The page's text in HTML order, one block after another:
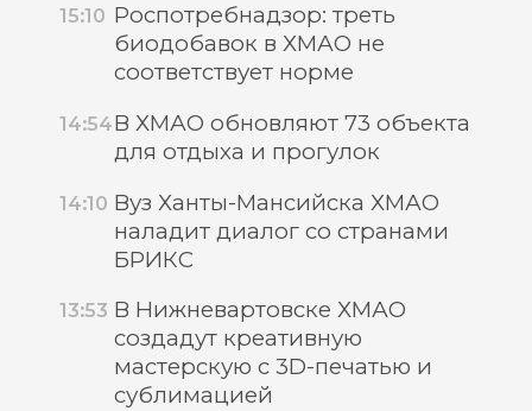
15:10 Роспотребнадзор: треть
биодобавок в ХМАО не
соответствует норме
14:54В ХМАО обновляют 73 объекта
для отдыха и прогулок
14:10 Вуз Ханты-Мансийска ХМАО
наладит диалог со странами
БРИКС
13:53 В Нижневартовске ХМАО
создадут креативную
мастерскую с 3D-печатью и
сублимацией